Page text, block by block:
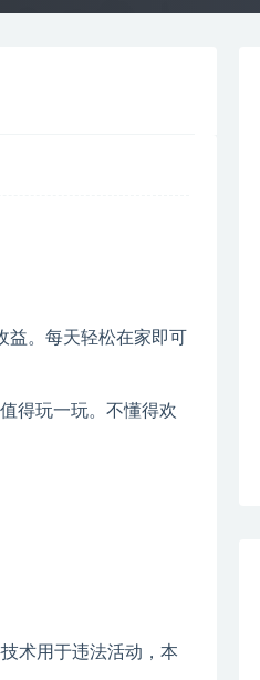
。每天轻松在家即可
得玩一玩。不懂得欢
术用于违法活动，本